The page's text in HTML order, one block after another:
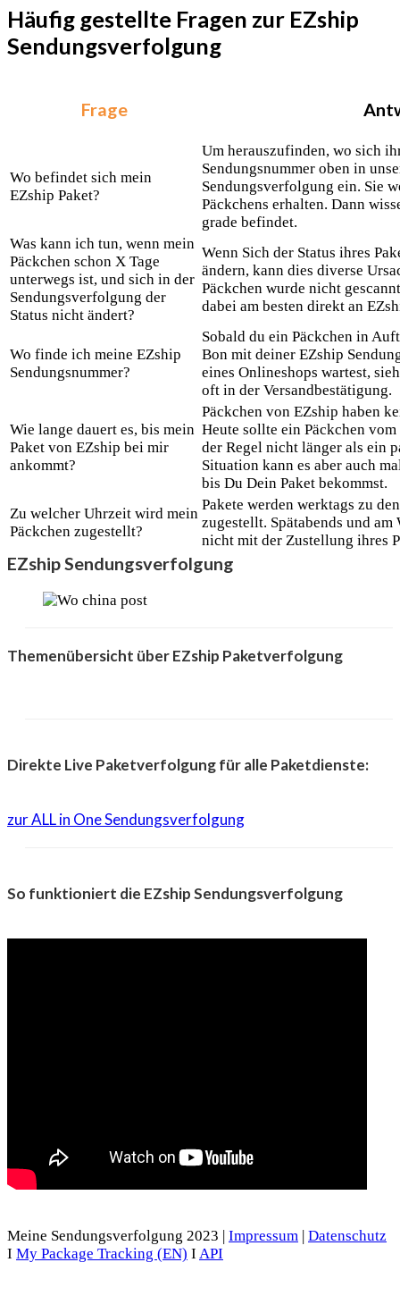
Häufig gestellte Fragen zur EZship
Sendungsverfolgung
Frage
Wo befindet sich mein
EZship Paket?
Um herauszufinden, wo sich
Sendungsnummer oben in
Sendungsverfolgung ein. Sie
Päckchens erhalten. Dann
grade befindet.
Was kann ich tun, wenn mein
Päckchen schon X Tage
unterwegs ist, und sich in der
Sendungsverfolgung der
Status nicht ändert?
Wenn Sich der Status ihres
ändern, kann dies diverse
Päckchen wurde nicht
dabei am besten direkt an
Wo finde ich meine EZship
Sendungsnummer?
Sobald du ein Päckchen in
Bon mit deiner EZship
eines Onlineshops wartest,
oft in der Versandbestätigung.
Wie lange dauert es, bis mein
Paket von EZship bei mir
ankommt?
Päckchen von EZship haben
Heute sollte ein Päckchen
der Regel nicht länger als ein
Situation kann es aber auch
bis Du Dein Paket bekommst.
Zu welcher Uhrzeit wird mein
Päckchen zugestellt?
Pakete werden werktags zu
zugestellt. Spätabends und
nicht mit der Zustellung ihres
EZship Sendungsverfolgung
Themenübersicht über EZship Paketverfolgung
Direkte Live Paketverfolgung für alle Paketdienste:
zur ALL in One Sendungsverfolgung
So funktioniert die EZship Sendungsverfolgung
Meine Sendungsverfolgung 2023 | Impressum | Datenschutz
I My Package Tracking (EN) I API